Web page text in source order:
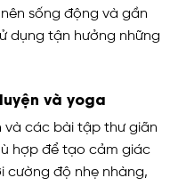
sống động và gần
dụng tận hưởng những
và yoga
và các bài tập thư giãn
hợp để tạo cảm giác
cường độ nhẹ nhàng,